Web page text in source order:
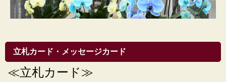
立札カード・メッセージカード
≪立札カード≫